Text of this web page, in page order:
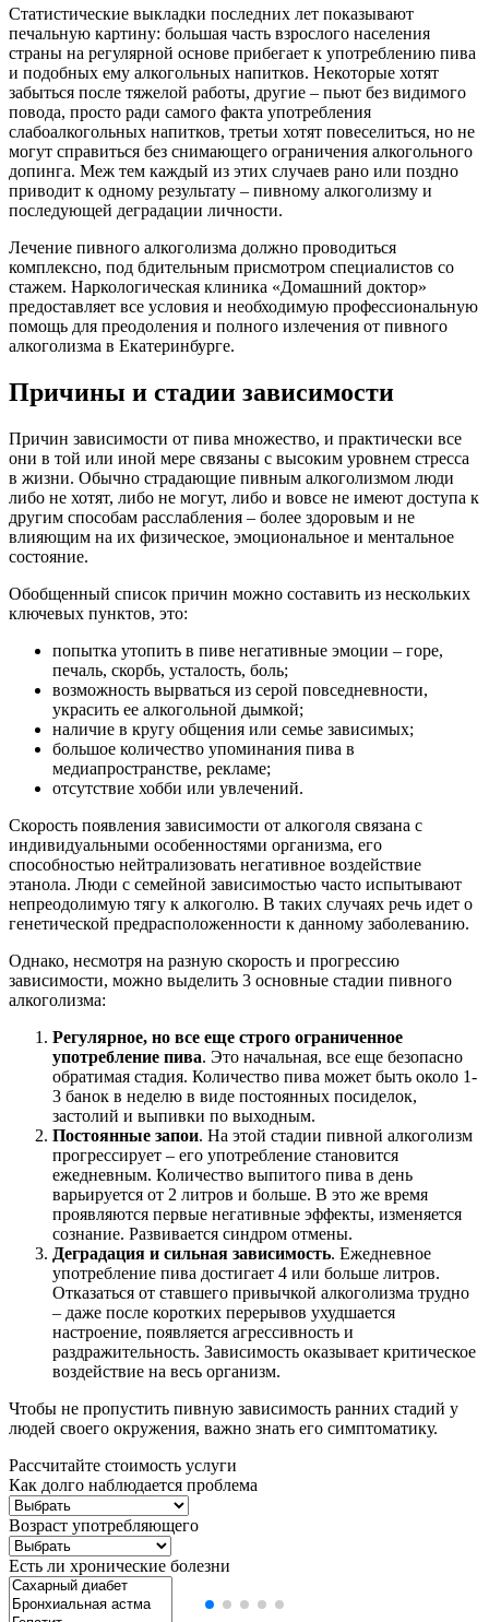
Статистические выкладки последних лет показывают
печальную картину: большая часть взрослого населения
страны на регулярной основе прибегает к употреблению пива
и подобных ему алкогольных напитков. Некоторые хотят
забыться после тяжелой работы, другие – пьют без видимого
повода, просто ради самого факта употребления
слабоалкогольных напитков, третьи хотят повеселиться, но не
могут справиться без снимающего ограничения алкогольного
допинга. Меж тем каждый из этих случаев рано или поздно
приводит к одному результату – пивному алкоголизму и
последующей деградации личности.
Лечение пивного алкоголизма должно проводиться
комплексно, под бдительным присмотром специалистов со
стажем. Наркологическая клиника «Домашний доктор»
предоставляет все условия и необходимую профессиональную
помощь для преодоления и полного излечения от пивного
алкоголизма в Екатеринбурге.
Причины и стадии зависимости
Причин зависимости от пива множество, и практически все
они в той или иной мере связаны с высоким уровнем стресса
в жизни. Обычно страдающие пивным алкоголизмом люди
либо не хотят, либо не могут, либо и вовсе не имеют доступа к
другим способам расслабления – более здоровым и не
влияющим на их физическое, эмоциональное и ментальное
состояние.
Обобщенный список причин можно составить из нескольких
ключевых пунктов, это:
попытка утопить в пиве негативные эмоции – горе,
печаль, скорбь, усталость, боль;
возможность вырваться из серой повседневности,
украсить ее алкогольной дымкой;
наличие в кругу общения или семье зависимых;
большое количество упоминания пива в
медиапространстве, рекламе;
отсутствие хобби или увлечений.
Скорость появления зависимости от алкоголя связана с
индивидуальными особенностями организма, его
способностью нейтрализовать негативное воздействие
этанола. Люди с семейной зависимостью часто испытывают
непреодолимую тягу к алкоголю. В таких случаях речь идет о
генетической предрасположенности к данному заболеванию.
Однако, несмотря на разную скорость и прогрессию
зависимости, можно выделить 3 основные стадии пивного
алкоголизма:
Регулярное, но все еще строго ограниченное
употребление пива. Это начальная, все еще безопасно
обратимая стадия. Количество пива может быть около 1-
3 банок в неделю в виде постоянных посиделок,
застолий и выпивки по выходным.
Постоянные запои. На этой стадии пивной алкоголизм
прогрессирует – его употребление становится
ежедневным. Количество выпитого пива в день
варьируется от 2 литров и больше. В это же время
проявляются первые негативные эффекты, изменяется
сознание. Развивается синдром отмены.
Деградация и сильная зависимость. Ежедневное
употребление пива достигает 4 или больше литров.
Отказаться от ставшего привычкой алкоголизма трудно
– даже после коротких перерывов ухудшается
настроение, появляется агрессивность и
раздражительность. Зависимость оказывает критическое
воздействие на весь организм.
Чтобы не пропустить пивную зависимость ранних стадий у
людей своего окружения, важно знать его симптоматику.
Рассчитайте стоимость услуги
Как долго наблюдается проблема
Возраст употребляющего
Есть ли хронические болезни